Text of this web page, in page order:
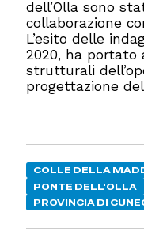
dell’Olla sono
collaborazione
L’esito delle
2020, ha portato
strutturali
progettazione
COLLE DELLA
PONTE DELL'OLLA
PROVINCIA DI